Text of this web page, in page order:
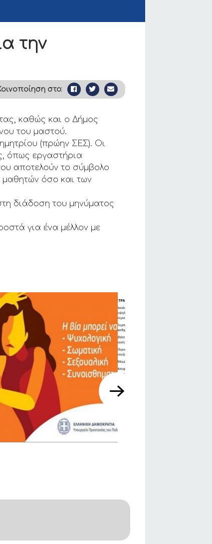
την
στο:
καθώς και ο Δήμος
του μαστού.
(πρώην ΣΕΣ). Οι
όπως εργαστήρια
αποτελούν το σύμβολο
μαθητών όσο και των
διάδοση του μηνύματος
για ένα μέλλον με